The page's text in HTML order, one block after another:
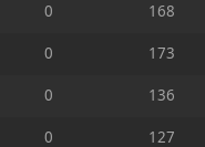
0
168
0
173
0
136
0
127